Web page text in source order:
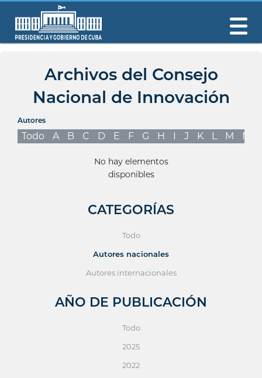
Archivos del Consejo
Nacional de Innovación
Autores
Todo A B C D E F G H I J K L M N
No hay elementos
disponibles
CATEGORÍAS
Todo
Autores nacionales
Autores internacionales
AÑO DE PUBLICACIÓN
Todo
2025
2022